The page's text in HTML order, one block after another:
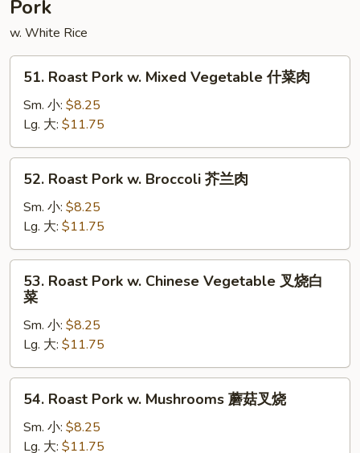
蓉
蛋
Pork
w. White Rice
Roast
Pork
Mixed
Vegetable
51. Roast Pork w. Mixed Vegetable 什菜肉
Sm. 小: $8.25
Lg. 大: $11.75
Roast
Pork
Broccoli
芥
52. Roast Pork w. Broccoli 芥兰肉
Sm. 小: $8.25
Lg. 大: $11.75
Roast
Pork
Chinese
Vegetable
叉
53. Roast Pork w. Chinese Vegetable 叉烧白
菜
Sm. 小: $8.25
Lg. 大: $11.75
Roast
Pork
54. Roast Pork w. Mushrooms 蘑菇叉烧
Sm. 小: $8.25
Lg. 大: $11.75